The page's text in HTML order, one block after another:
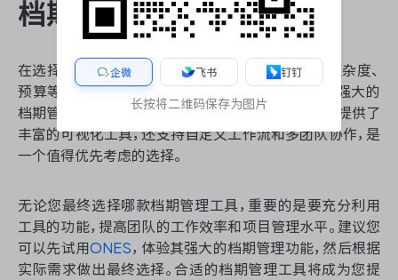
档期管理工具选择建议
在选择档期管理工具时，需要考虑团队规模、项目复杂度、
预算等多个因素。ONES进度管理作为一款全面而强大的
档期管理工具，能够满足大多数团队的需求。它不仅提供了
丰富的可视化工具，还支持自定义工作流和多团队协作，是
一个值得优先考虑的选择。
无论您最终选择哪款档期管理工具，重要的是要充分利用
工具的功能，提高团队的工作效率和项目管理水平。建议您
可以先试用ONES，体验其强大的档期管理功能，然后根据
实际需求做出最终选择。合适的档期管理工具将成为您提
企微 飞书 钉钉
长按将二维码保存为图片